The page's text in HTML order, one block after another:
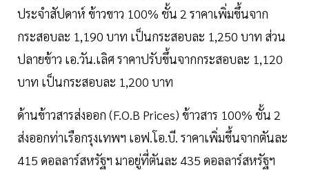
ประจำสัปดาห์ ข้าวขาว 100% ชั้น 2 ราคาเพิ่มขึ้นจาก
กระสอบละ 1,190 บาท เป็นกระสอบละ 1,250 บาท ส่วน
ปลายข้าว เอ.วัน.เลิศ ราคาปรับขึ้นจากกระสอบละ 1,120
บาท เป็นกระสอบละ 1,200 บาท
ด้านข้าวสารส่งออก (F.O.B Prices) ข้าวสาร 100% ชั้น 2
ส่งออกท่าเรือกรุงเทพฯ เอฟ.โอ.บี. ราคาเพิ่มขึ้นจากตันละ
415 ดอลลาร์สหรัฐฯ มาอยู่ที่ตันละ 435 ดอลลาร์สหรัฐฯ